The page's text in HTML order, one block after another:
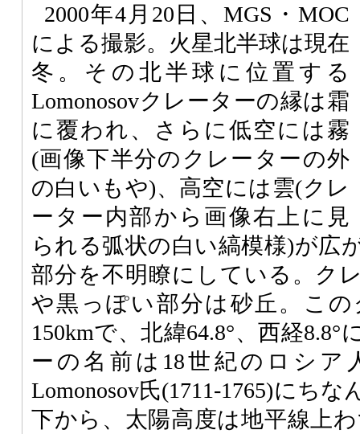
2000年4月20日、MGS・MOC
による撮影。火星北半球は現在
冬。その北半球に位置する
Lomonosovクレーターの縁は霜
に覆われ、さらに低空には霧
(画像下半分のクレーターの外
の白いもや)、高空には雲(クレ
ーター内部から画像右上に見
られる弧状の白い縞模様)が広
部分を不明瞭にしている。ク
や黒っぽい部分は砂丘。こ
150kmで、北緯64.8°、西経
ーの名前は18世紀のロシア
Lomonosov氏(1711-1765)にち
下から、太陽高度は地平線上